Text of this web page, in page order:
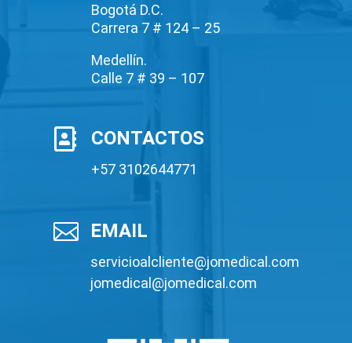
Bogotá D.C.
Carrera 7 # 124 – 25
Medellín.
Calle 7 # 39 – 107
 CONTACTOS
+57 3102644771
 EMAIL
servicioalcliente@jomedical.com
jomedical@jomedical.com